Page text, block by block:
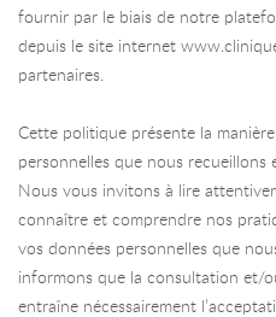
fournir par le biais de notre
depuis le site internet
partenaires.
Cette politique présente la
personnelles que nous recueillons
Nous vous invitons à lire
connaître et comprendre nos
vos données personnelles que
informons que la consultation et/
entraîne nécessairement